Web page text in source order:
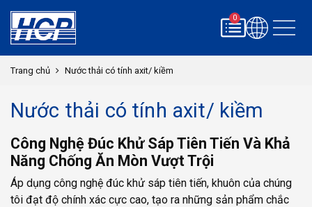
0
Trang chủ Nước thải có tính axit/ kiềm
Nước thải có tính axit/ kiềm
Công Nghệ Đúc Khử Sáp Tiên Tiến Và Khả
Năng Chống Ăn Mòn Vượt Trội
Áp dụng công nghệ đúc khử sáp tiên tiến, khuôn của chúng
tôi đạt độ chính xác cực cao, tạo ra những sản phẩm chắc